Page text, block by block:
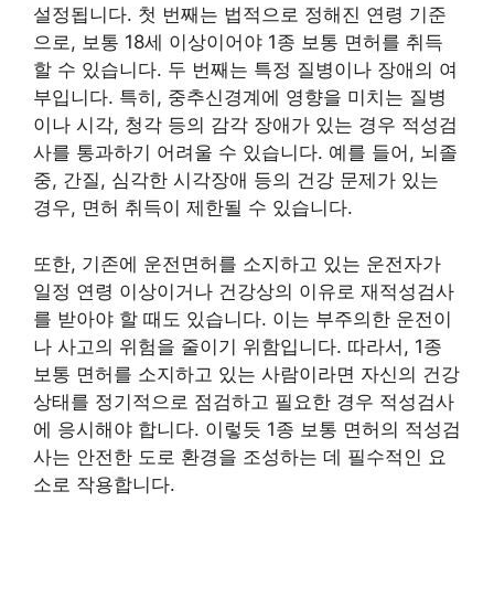
설정됩니다. 첫 번째는 법적으로 정해진 연령 기준
으로, 보통 18세 이상이어야 1종 보통 면허를 취득
할 수 있습니다. 두 번째는 특정 질병이나 장애의 여
부입니다. 특히, 중추신경계에 영향을 미치는 질병
이나 시각, 청각 등의 감각 장애가 있는 경우 적성검
사를 통과하기 어려울 수 있습니다. 예를 들어, 뇌졸
중, 간질, 심각한 시각장애 등의 건강 문제가 있는
경우, 면허 취득이 제한될 수 있습니다.
또한, 기존에 운전면허를 소지하고 있는 운전자가
일정 연령 이상이거나 건강상의 이유로 재적성검사
를 받아야 할 때도 있습니다. 이는 부주의한 운전이
나 사고의 위험을 줄이기 위함입니다. 따라서, 1종
보통 면허를 소지하고 있는 사람이라면 자신의 건강
상태를 정기적으로 점검하고 필요한 경우 적성검사
에 응시해야 합니다. 이렇듯 1종 보통 면허의 적성검
사는 안전한 도로 환경을 조성하는 데 필수적인 요
소로 작용합니다.